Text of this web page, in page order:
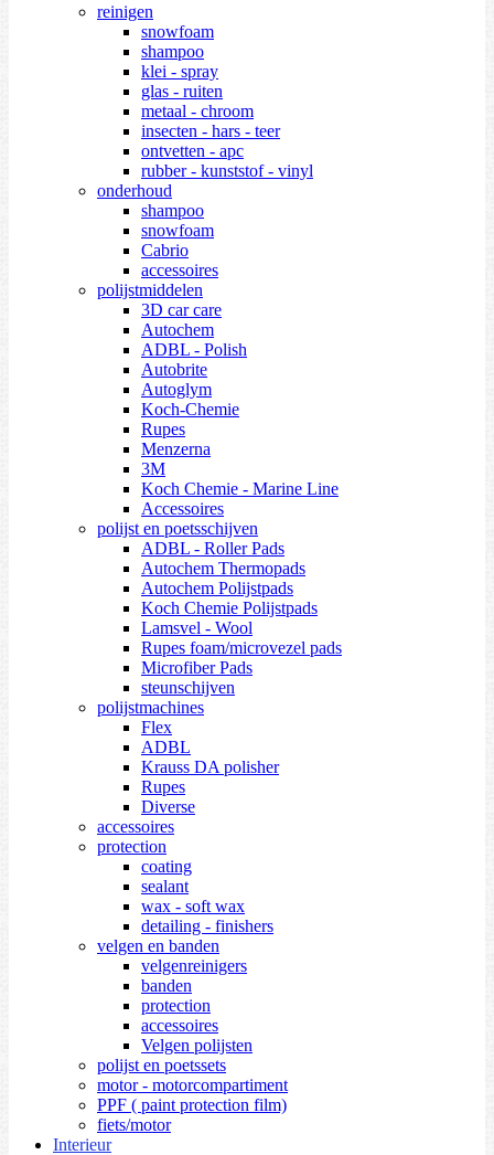
reinigen
snowfoam
shampoo
klei - spray
glas - ruiten
metaal - chroom
insecten - hars - teer
ontvetten - apc
rubber - kunststof - vinyl
onderhoud
shampoo
snowfoam
Cabrio
accessoires
polijstmiddelen
3D car care
Autochem
ADBL - Polish
Autobrite
Autoglym
Koch-Chemie
Rupes
Menzerna
3M
Koch Chemie - Marine Line
Accessoires
polijst en poetsschijven
ADBL - Roller Pads
Autochem Thermopads
Autochem Polijstpads
Koch Chemie Polijstpads
Lamsvel - Wool
Rupes foam/microvezel pads
Microfiber Pads
steunschijven
polijstmachines
Flex
ADBL
Krauss DA polisher
Rupes
Diverse
accessoires
protection
coating
sealant
wax - soft wax
detailing - finishers
velgen en banden
velgenreinigers
banden
protection
accessoires
Velgen polijsten
polijst en poetssets
motor - motorcompartiment
PPF ( paint protection film)
fiets/motor
Interieur